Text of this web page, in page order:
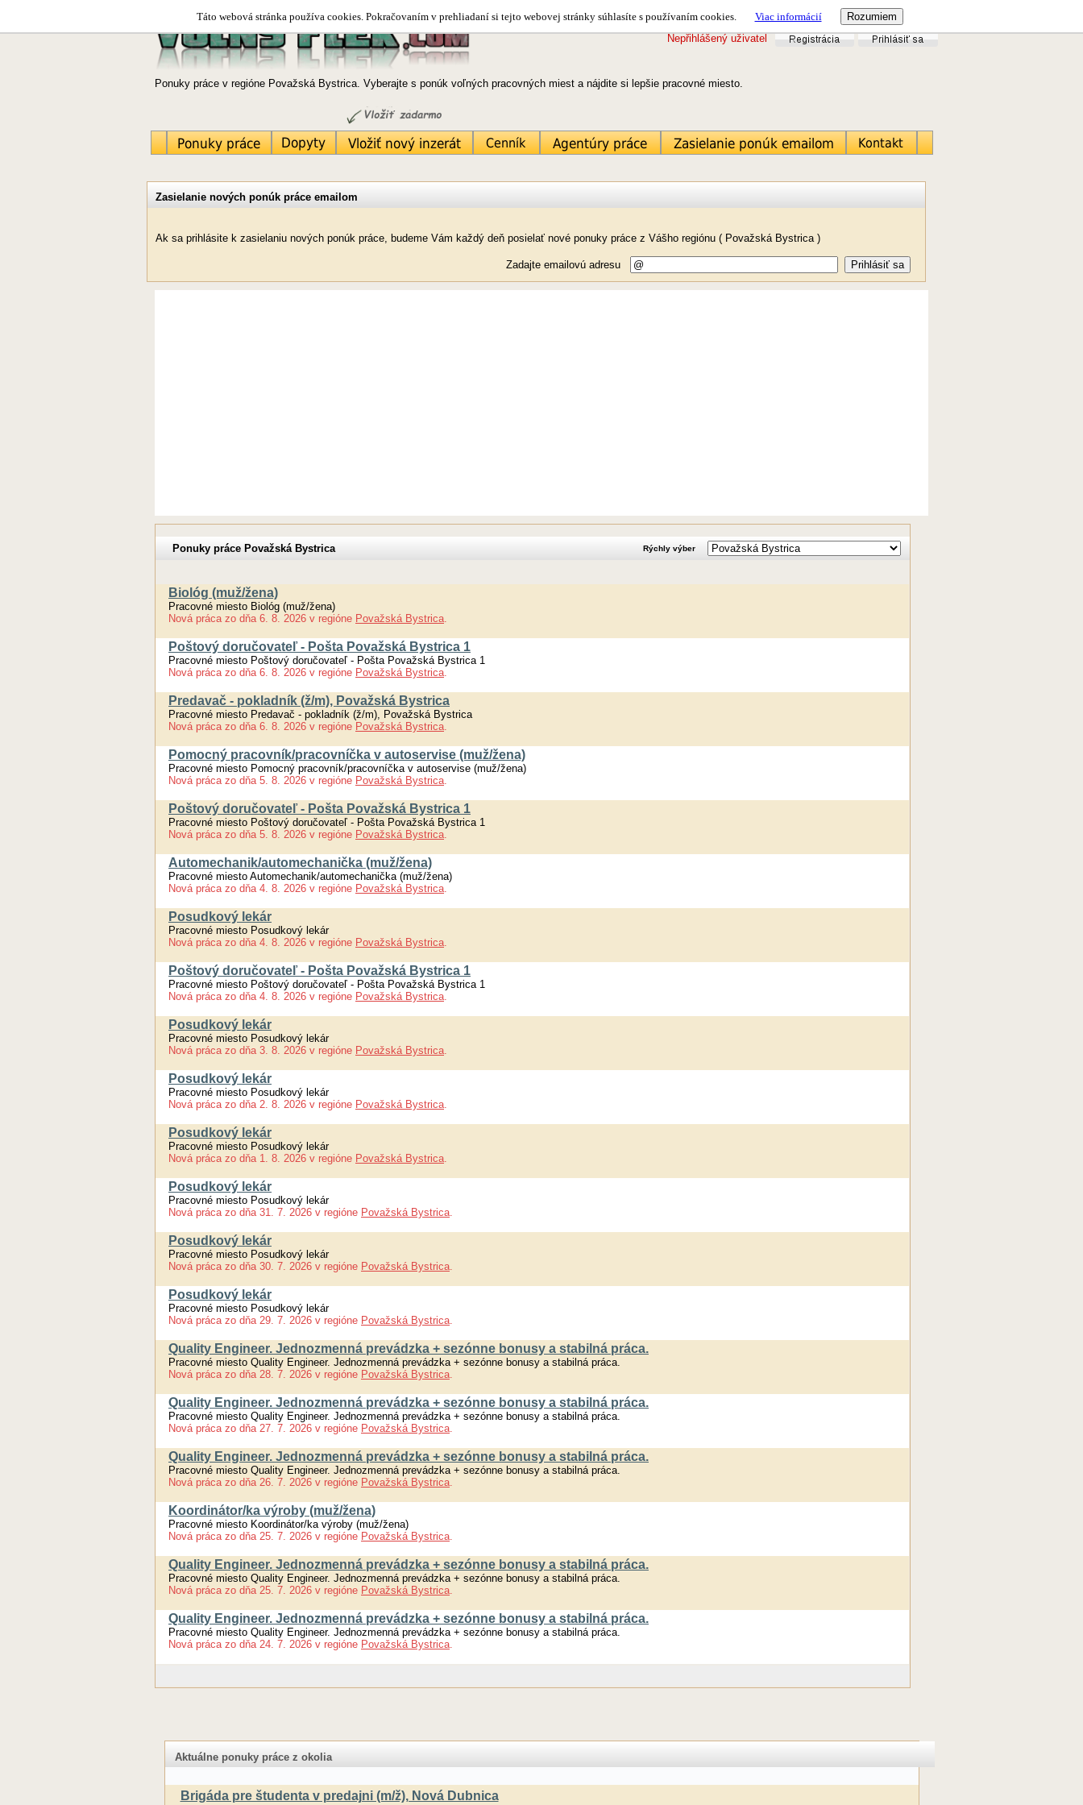
Táto webová stránka používa cookies. Pokračovaním v prehliadaní si tejto webovej stránky súhlasíte s používaním cookies.
Viac informácií
Nepřihlášený uživatel
Ponuky práce v regióne Považská Bystrica. Vyberajte s ponúk voľných pracovných miest a nájdite si lepšie pracovné miesto.
Zasielanie nových ponúk práce emailom
Ak sa prihlásite k zasielaniu nových ponúk práce, budeme Vám každý deň posielať nové ponuky práce z Vášho regiónu ( Považská Bystrica )
Zadajte emailovú adresu
Ponuky práce Považská Bystrica Rýchly výber
Biológ (muž/žena)
Pracovné miesto Biológ (muž/žena)
Nová práca zo dňa 6. 8. 2026 v regióne Považská Bystrica.
Poštový doručovateľ - Pošta Považská Bystrica 1
Pracovné miesto Poštový doručovateľ - Pošta Považská Bystrica 1
Nová práca zo dňa 6. 8. 2026 v regióne Považská Bystrica.
Predavač - pokladník (ž/m), Považská Bystrica
Pracovné miesto Predavač - pokladník (ž/m), Považská Bystrica
Nová práca zo dňa 6. 8. 2026 v regióne Považská Bystrica.
Pomocný pracovník/pracovníčka v autoservise (muž/žena)
Pracovné miesto Pomocný pracovník/pracovníčka v autoservise (muž/žena)
Nová práca zo dňa 5. 8. 2026 v regióne Považská Bystrica.
Poštový doručovateľ - Pošta Považská Bystrica 1
Pracovné miesto Poštový doručovateľ - Pošta Považská Bystrica 1
Nová práca zo dňa 5. 8. 2026 v regióne Považská Bystrica.
Automechanik/automechanička (muž/žena)
Pracovné miesto Automechanik/automechanička (muž/žena)
Nová práca zo dňa 4. 8. 2026 v regióne Považská Bystrica.
Posudkový lekár
Pracovné miesto Posudkový lekár
Nová práca zo dňa 4. 8. 2026 v regióne Považská Bystrica.
Poštový doručovateľ - Pošta Považská Bystrica 1
Pracovné miesto Poštový doručovateľ - Pošta Považská Bystrica 1
Nová práca zo dňa 4. 8. 2026 v regióne Považská Bystrica.
Posudkový lekár
Pracovné miesto Posudkový lekár
Nová práca zo dňa 3. 8. 2026 v regióne Považská Bystrica.
Posudkový lekár
Pracovné miesto Posudkový lekár
Nová práca zo dňa 2. 8. 2026 v regióne Považská Bystrica.
Posudkový lekár
Pracovné miesto Posudkový lekár
Nová práca zo dňa 1. 8. 2026 v regióne Považská Bystrica.
Posudkový lekár
Pracovné miesto Posudkový lekár
Nová práca zo dňa 31. 7. 2026 v regióne Považská Bystrica.
Posudkový lekár
Pracovné miesto Posudkový lekár
Nová práca zo dňa 30. 7. 2026 v regióne Považská Bystrica.
Posudkový lekár
Pracovné miesto Posudkový lekár
Nová práca zo dňa 29. 7. 2026 v regióne Považská Bystrica.
Quality Engineer. Jednozmenná prevádzka + sezónne bonusy a stabilná práca.
Pracovné miesto Quality Engineer. Jednozmenná prevádzka + sezónne bonusy a stabilná práca.
Nová práca zo dňa 28. 7. 2026 v regióne Považská Bystrica.
Quality Engineer. Jednozmenná prevádzka + sezónne bonusy a stabilná práca.
Pracovné miesto Quality Engineer. Jednozmenná prevádzka + sezónne bonusy a stabilná práca.
Nová práca zo dňa 27. 7. 2026 v regióne Považská Bystrica.
Quality Engineer. Jednozmenná prevádzka + sezónne bonusy a stabilná práca.
Pracovné miesto Quality Engineer. Jednozmenná prevádzka + sezónne bonusy a stabilná práca.
Nová práca zo dňa 26. 7. 2026 v regióne Považská Bystrica.
Koordinátor/ka výroby (muž/žena)
Pracovné miesto Koordinátor/ka výroby (muž/žena)
Nová práca zo dňa 25. 7. 2026 v regióne Považská Bystrica.
Quality Engineer. Jednozmenná prevádzka + sezónne bonusy a stabilná práca.
Pracovné miesto Quality Engineer. Jednozmenná prevádzka + sezónne bonusy a stabilná práca.
Nová práca zo dňa 25. 7. 2026 v regióne Považská Bystrica.
Quality Engineer. Jednozmenná prevádzka + sezónne bonusy a stabilná práca.
Pracovné miesto Quality Engineer. Jednozmenná prevádzka + sezónne bonusy a stabilná práca.
Nová práca zo dňa 24. 7. 2026 v regióne Považská Bystrica.
Aktuálne ponuky práce z okolia
Brigáda pre študenta v predajni (m/ž), Nová Dubnica